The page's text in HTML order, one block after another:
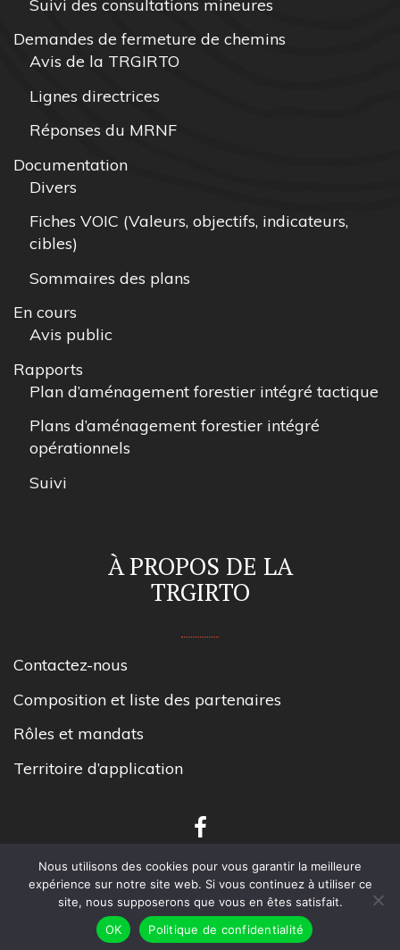
Suivi des consultations mineures
Demandes de fermeture de chemins
Avis de la TRGIRTO
Lignes directrices
Réponses du MRNF
Documentation
Divers
Fiches VOIC (Valeurs, objectifs, indicateurs,
cibles)
Sommaires des plans
En cours
Avis public
Rapports
Plan d’aménagement forestier intégré tactique
Plans d’aménagement forestier intégré
opérationnels
Suivi
À PROPOS DE LA
TRGIRTO
Contactez-nous
Composition et liste des partenaires
Rôles et mandats
Territoire d’application
Tous droits réservés TRGIRT Outaouais.
Nous utilisons des cookies pour vous garantir la meilleure
expérience sur notre site web. Si vous continuez à utiliser ce
site, nous supposerons que vous en êtes satisfait.
OK
Politique de confidentialité